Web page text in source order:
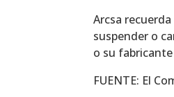
Arcsa
suspender o
o su
FUENTE: El